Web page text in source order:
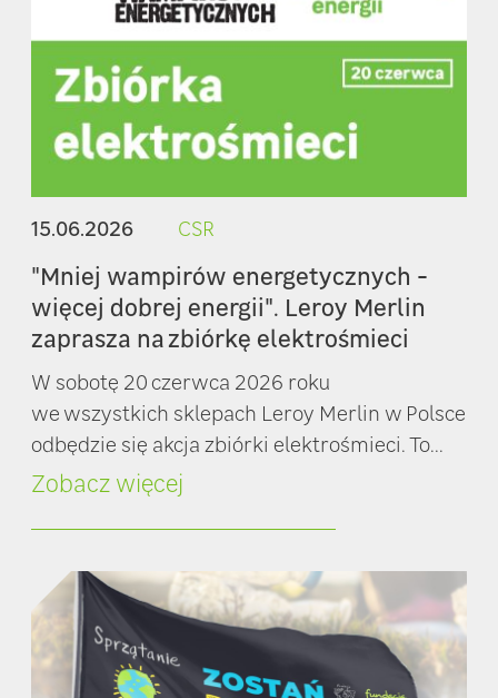
15.06.2026 CSR
"Mniej wampirów energetycznych -
więcej dobrej energii". Leroy Merlin
zaprasza na zbiórkę elektrośmieci
W sobotę 20 czerwca 2026 roku
we wszystkich sklepach Leroy Merlin w Polsce
odbędzie się akcja zbiórki elektrośmieci. To...
Zobacz więcej